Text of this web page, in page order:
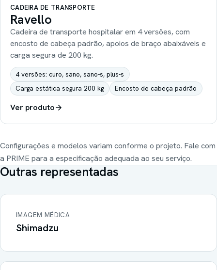
CADEIRA DE TRANSPORTE
Ravello
Cadeira de transporte hospitalar em 4 versões, com
encosto de cabeça padrão, apoios de braço abaixáveis e
carga segura de 200 kg.
4 versões: curo, sano, sano-s, plus-s
Carga estática segura 200 kg
Encosto de cabeça padrão
Ver produto
Configurações e modelos variam conforme o projeto. Fale com
a PRIME para a especificação adequada ao seu serviço.
Outras representadas
IMAGEM MÉDICA
Shimadzu